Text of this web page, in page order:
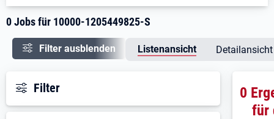
0 Jobs für 10000-1205449825-S
Filter ausblenden Listenansicht Detailansicht
Filter
0
für